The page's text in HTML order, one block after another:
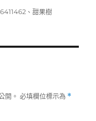
、甜果樹
開。 必填欄位標示為 *